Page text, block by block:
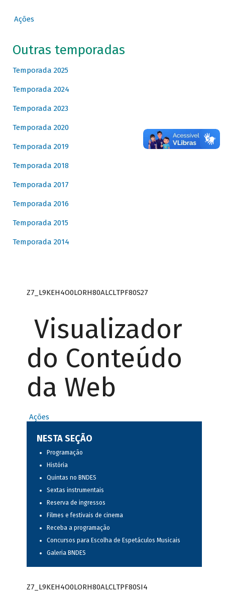
Ações
Outras temporadas
Temporada 2025
Temporada 2024
Temporada 2023
Temporada 2020
Temporada 2019
Temporada 2018
Temporada 2017
Temporada 2016
Temporada 2015
Temporada 2014
Z7_L9KEH4O0LORH80ALCLTPF80S27
Visualizador
do Conteúdo
da Web
Ações
NESTA SEÇÃO
Programação
História
Quintas no BNDES
Sextas instrumentais
Reserva de ingressos
Filmes e festivais de cinema
Receba a programação
Concursos para Escolha de Espetáculos Musicais
Galeria BNDES
Z7_L9KEH4O0LORH80ALCLTPF80SI4